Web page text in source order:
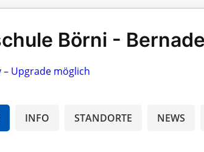
Börni -
– Upgrade möglich
INFO STANDORTE NEWS